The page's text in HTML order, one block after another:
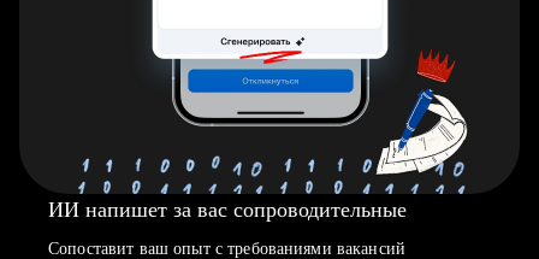
ИИ напишет за вас сопроводительные
Сопоставит ваш опыт с требованиями вакансий